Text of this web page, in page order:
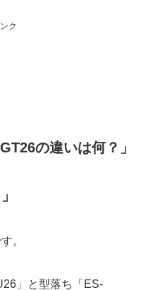
ク
の違いは何？」
。
」と型落ち「ES-